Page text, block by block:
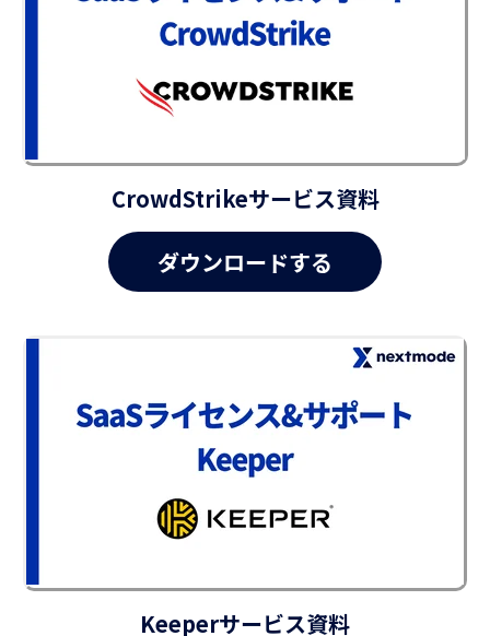
CrowdStrikeサービス資料
Keeperサービス資料